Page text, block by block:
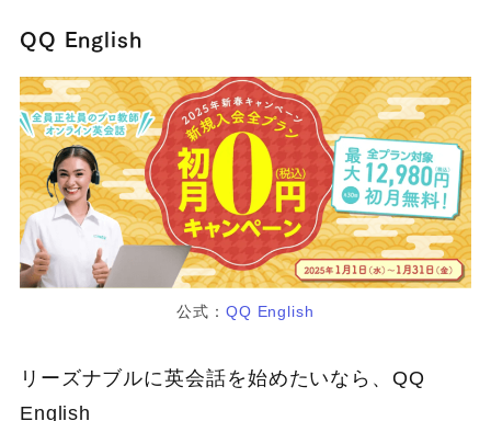
QQ English
公式： QQ English
リーズナブルに英会話を始めたいなら、QQ
English